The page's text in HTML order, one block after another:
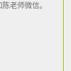
老师微信。